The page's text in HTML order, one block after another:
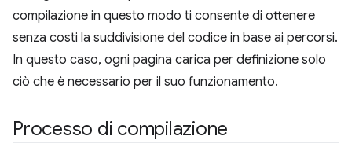
compilazione in questo modo ti consente di ottenere
senza costi la suddivisione del codice in base ai percorsi.
In questo caso, ogni pagina carica per definizione solo
ciò che è necessario per il suo funzionamento.
Processo di compilazione